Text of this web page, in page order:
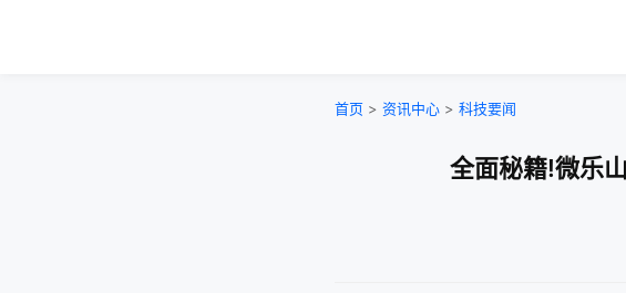
首页 > 资讯中心 > 科技要闻
全面秘籍!微乐